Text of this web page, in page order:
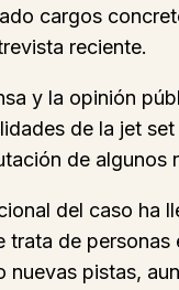
cargos
reciente.
y la opinión
de la jet
de algunos
del caso ha
trata de
nuevas pistas,